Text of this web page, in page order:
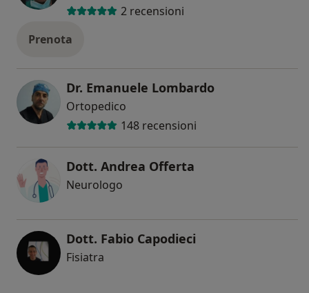
2 recensioni
Prenota
Dr. Emanuele Lombardo
Ortopedico
148 recensioni
Dott. Andrea Offerta
Neurologo
Dott. Fabio Capodieci
Fisiatra